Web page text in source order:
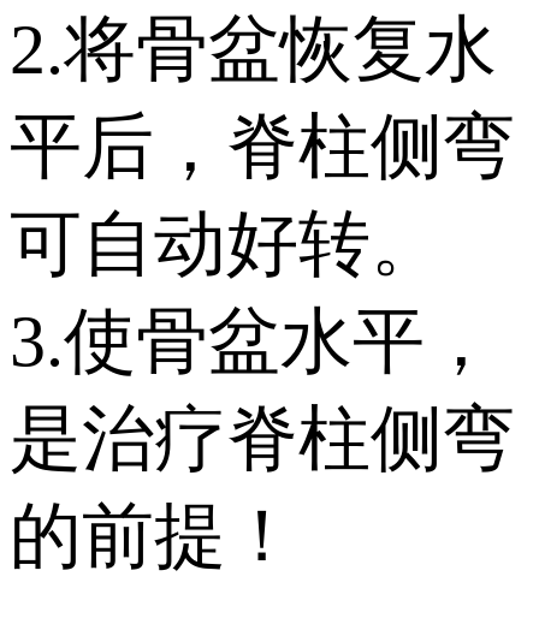
2.将骨盆恢复水
平后，脊柱侧弯
可自动好转。
3.使骨盆水平，
是治疗脊柱侧弯
的前提！